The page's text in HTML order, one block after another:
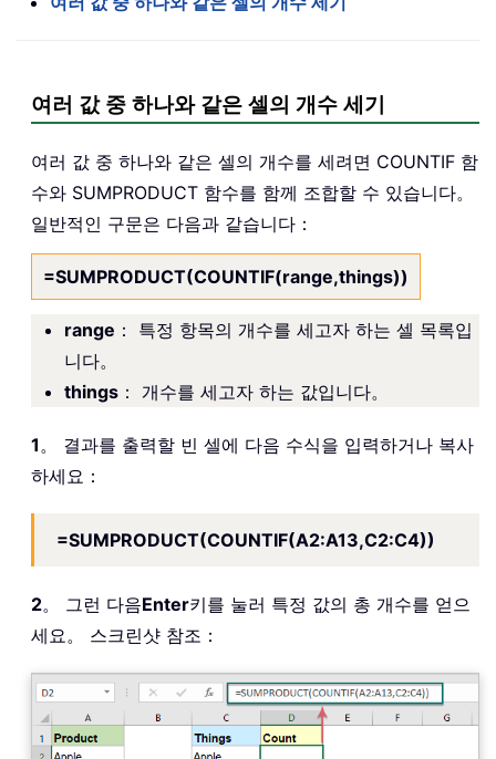
여러 값 중 하나와 같은 셀의 개수 세기
여러 값 중 하나와 같은 셀의 개수를 세려면 COUNTIF 함
수와 SUMPRODUCT 함수를 함께 조합할 수 있습니다。
일반적인 구문은 다음과 같습니다：
=SUMPRODUCT(COUNTIF(range,things))
range ： 특정 항목의 개수를 세고자 하는 셀 목록입
니다。
things ： 개수를 세고자 하는 값입니다。
1。 결과를 출력할 빈 셀에 다음 수식을 입력하거나 복사
하세요：
=SUMPRODUCT(COUNTIF(A2:A13,C2:C4))
2。 그런 다음Enter키를 눌러 특정 값의 총 개수를 얻으
세요。 스크린샷 참조：